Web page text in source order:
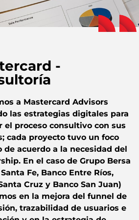
-
a Mastercard Advisors
las estrategias digitales para
el proceso consultivo con sus
cada proyecto tuvo un foco
de acuerdo a la necesidad del
En el caso de Grupo Bersa
Fe, Banco Entre Ríos,
Cruz y Banco San Juan)
en la mejora del funnel de
trazabilidad de usuarios e